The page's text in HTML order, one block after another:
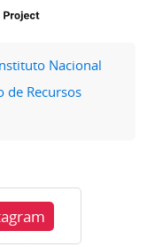
Nacional
de Recursos